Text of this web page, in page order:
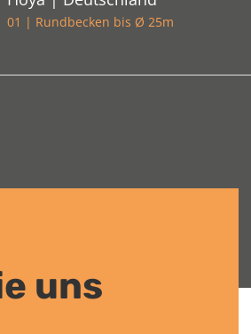
01 | Rundbecken bis Ø 25m
uns